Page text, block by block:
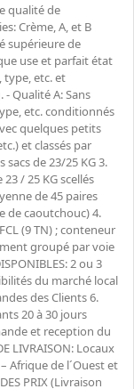
qualité de
Crème, A, et B
supérieure de
use et parfait état
type, etc. et
Qualité A: Sans
etc. conditionnés
quelques petits
et classés par
de 23/25 KG 3.
23 / 25 KG scellés
de 45 paires
de caoutchouc) 4.
(9 TN) ; conteneur
groupé par voie
2 ou 3
du marché local
des Clients 6.
20 à 30 jours
et reception du
LIVRAISON: Locaux
Afrique de l´Ouest et
PRIX (Livraison